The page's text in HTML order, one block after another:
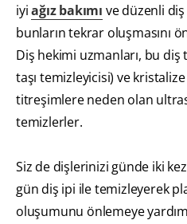
iyiağız bakımı ve düzenli
bunların tekrar oluşmasını
Diş hekimi uzmanları, bu diş
taşı temizleyicisi) ve
titreşimlere neden olan
temizlerler.
Siz de dişlerinizi günde iki
gün diş ipi ile temizleyerek
oluşumunu önlemeye